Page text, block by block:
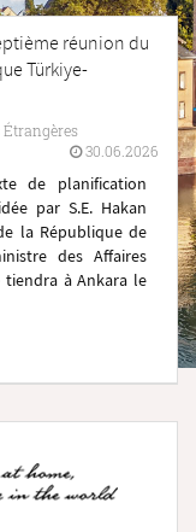
réunion du
Türkiye-
30.06.2026
de planification
par S.E. Hakan
la République de
des Affaires
tiendra à Ankara le